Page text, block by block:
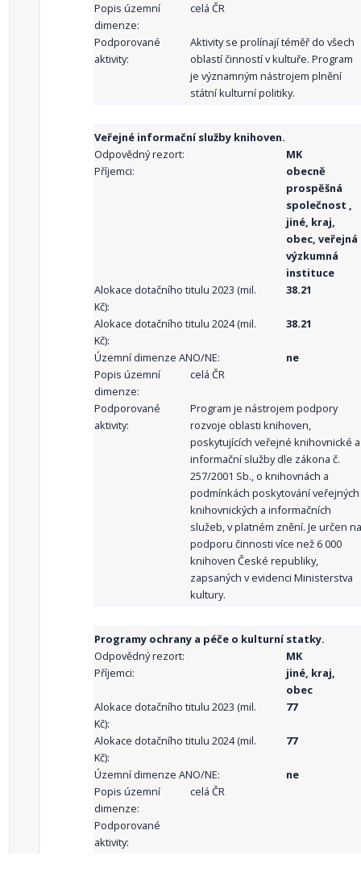
Popis územní
dimenze:
celá ČR
Podporované
aktivity:
Aktivity se prolínají téměř do všech
oblastí činností v kultuře. Program
je významným nástrojem plnění
státní kulturní politiky.
Veřejné informační služby knihoven.
Odpovědný rezort:
MK
Příjemci:
obecně
prospěšná
společnost ,
jiné, kraj,
obec, veřejná
výzkumná
instituce
Alokace dotačního titulu 2023 (mil.
Kč):
38.21
Alokace dotačního titulu 2024 (mil.
Kč):
38.21
Územní dimenze ANO/NE:
ne
Popis územní
dimenze:
celá ČR
Podporované
aktivity:
Program je nástrojem podpory
rozvoje oblasti knihoven,
poskytujících veřejné knihovnické a
informační služby dle zákona č.
257/2001 Sb., o knihovnách a
podmínkách poskytování veřejných
knihovnických a informačních
služeb, v platném znění. Je určen na
podporu činnosti více než 6 000
knihoven České republiky,
zapsaných v evidenci Ministerstva
kultury.
Programy ochrany a péče o kulturní statky.
Odpovědný rezort:
MK
Příjemci:
jiné, kraj,
obec
Alokace dotačního titulu 2023 (mil.
Kč):
77
Alokace dotačního titulu 2024 (mil.
Kč):
77
Územní dimenze ANO/NE:
ne
Popis územní
dimenze:
celá ČR
Podporované
aktivity: